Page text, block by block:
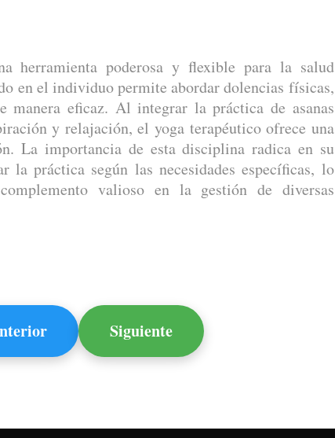
herramienta poderosa y flexible para la salud
en el individuo permite abordar dolencias físicas,
manera eficaz. Al integrar la práctica de asanas
y relajación, el yoga terapéutico ofrece una
La importancia de esta disciplina radica en su
la práctica según las necesidades específicas, lo
valioso en la gestión de diversas
Siguiente